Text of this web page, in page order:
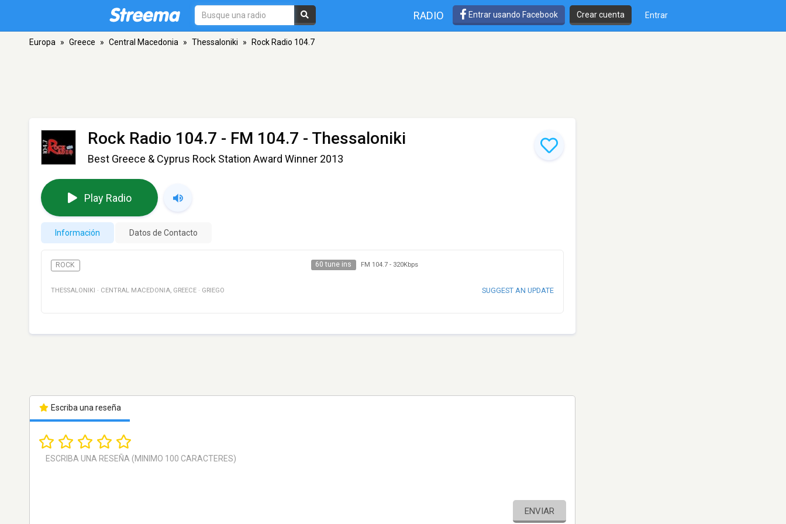
RADIO Entrar usando Facebook Crear cuenta Entrar
Europa » Greece » Central Macedonia » Thessaloniki » Rock Radio 104.7
Rock Radio 104.7 - FM 104.7 - Thessaloniki
Best Greece & Cyprus Rock Station Award Winner 2013
Play Radio
Información Datos de Contacto
ROCK 60 tune ins FM 104.7- 320Kbps
THESSALONIKI · CENTRAL MACEDONIA, GREECE · GRIEGO SUGGEST AN UPDATE
Escriba una reseña
ENVIAR